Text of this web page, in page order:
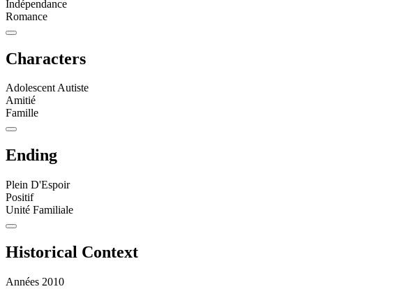
Indépendance
Romance
Characters
Adolescent Autiste
Amitié
Famille
Ending
Plein D'Espoir
Positif
Unité Familiale
Historical Context
Années 2010